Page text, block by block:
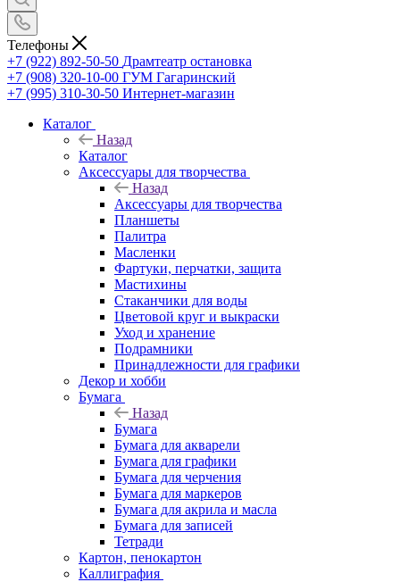
Телефоны
+7 (922) 892-50-50 Драмтеатр остановка
+7 (908) 320-10-00 ГУМ Гагаринский
+7 (995) 310-30-50 Интернет-магазин
Каталог
Назад
Каталог
Аксессуары для творчества
Назад
Аксессуары для творчества
Планшеты
Палитра
Масленки
Фартуки, перчатки, защита
Мастихины
Стаканчики для воды
Цветовой круг и выкраски
Уход и хранение
Подрамники
Принадлежности для графики
Декор и хобби
Бумага
Назад
Бумага
Бумага для акварели
Бумага для графики
Бумага для черчения
Бумага для маркеров
Бумага для акрила и масла
Бумага для записей
Тетради
Картон, пенокартон
Каллиграфия